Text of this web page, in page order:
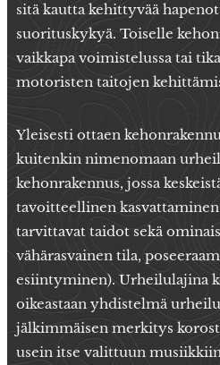
sitä kautta kehittyvää
suorituskykyä. Toiselle
vaikkapa voimistelussa tai
motoristen taitojen
Yleisesti ottaen
kuitenkin nimenomaan
kehonrakennus, jossa
tavoitteellinen
tarvittavat taidot sekä
vähärasvainen tila,
esiintyminen). Urheilulajina
oikeastaan yhdistelmä
jälkimmäisen merkitys
usein itse valittuun